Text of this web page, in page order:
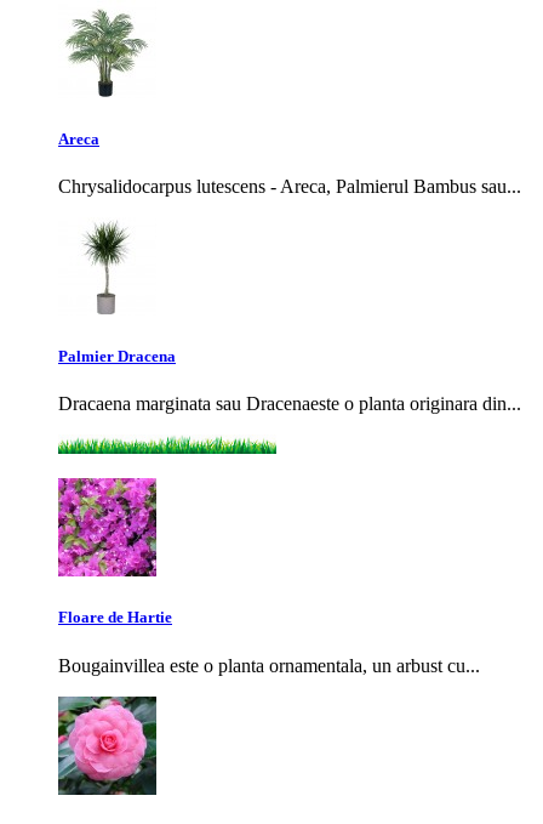
Areca
Chrysalidocarpus lutescens - Areca, Palmierul Bambus sau...
Palmier Dracena
Dracaena marginata sau Dracenaeste o planta originara din...
Floare de Hartie
Bougainvillea este o planta ornamentala, un arbust cu...